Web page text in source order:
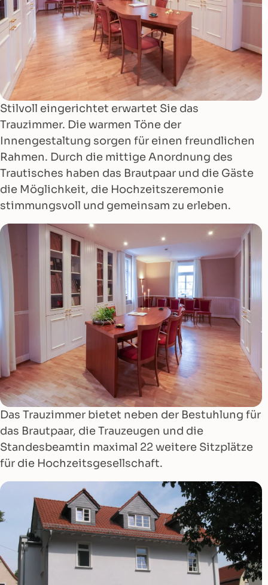
Stilvoll eingerichtet erwartet Sie das
Trauzimmer. Die warmen Töne der
Innengestaltung sorgen für einen freundlichen
Rahmen. Durch die mittige Anordnung des
Trautisches haben das Brautpaar und die Gäste
die Möglichkeit, die Hochzeitszeremonie
stimmungsvoll und gemeinsam zu erleben.
Das Trauzimmer bietet neben der Bestuhlung für
das Brautpaar, die Trauzeugen und die
Standesbeamtin maximal 22 weitere Sitzplätze
für die Hochzeitsgesellschaft.